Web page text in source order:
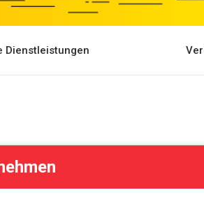
Dienstleistungen